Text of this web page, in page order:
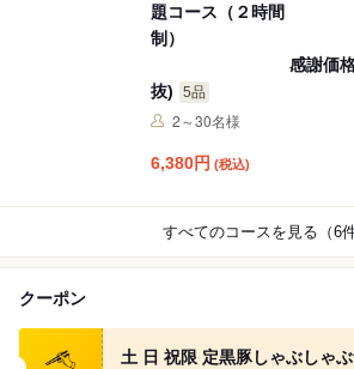
題コース（２時間
制
感謝価格で￥
抜)
5品
2～30名様
6,380円 (税込)
すべてのコースを見る（6件
クーポン
食べログ クーポン
土 日 祝限 定黒豚しゃぶしゃ